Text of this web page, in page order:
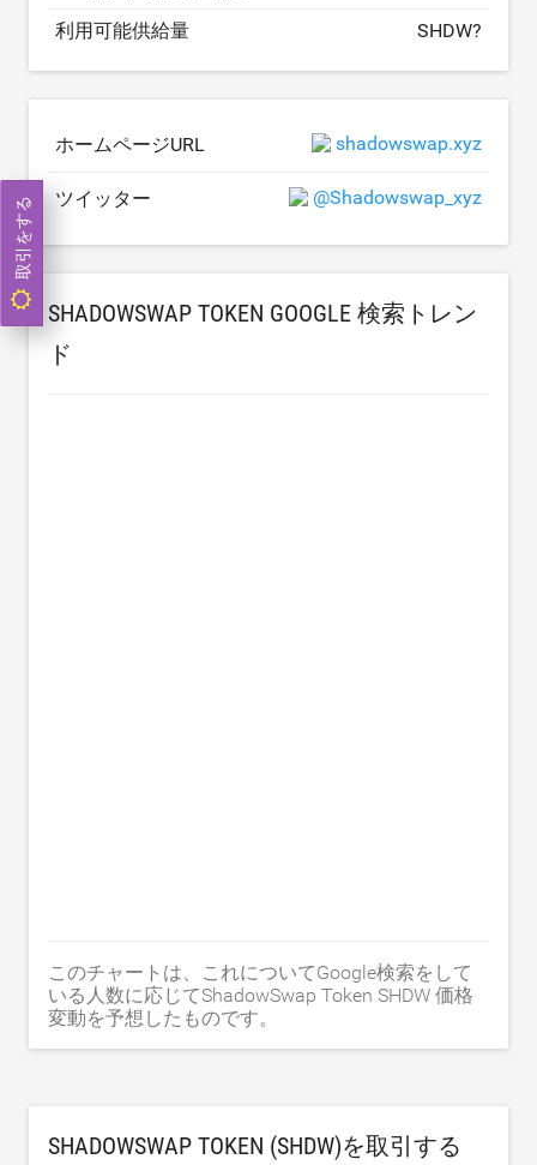
利用可能供給量
SHDW?
ホームページURL shadowswap.xyz
ツイッター @Shadowswap_xyz
SHADOWSWAP TOKEN GOOGLE 検索トレン
ド
このチャートは、これについてGoogle検索をして
いる人数に応じてShadowSwap Token SHDW 価格
変動を予想したものです。
SHADOWSWAP TOKEN (SHDW)を取引する
取引をする